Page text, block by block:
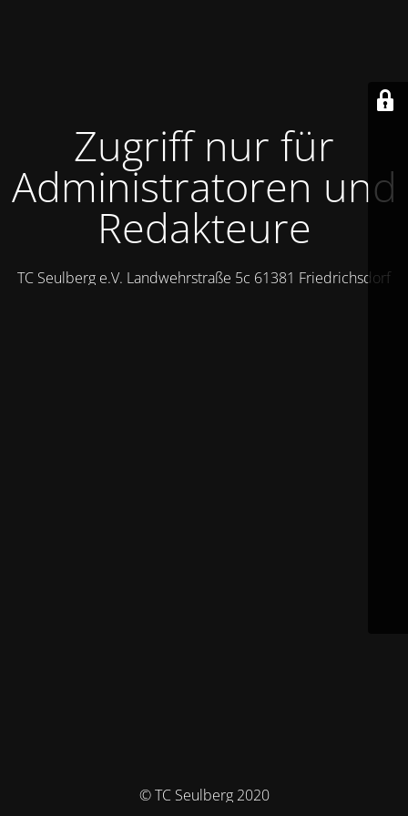
Zugriff nur für
Administratoren und
Redakteure
TC Seulberg e.V. Landwehrstraße 5c 61381 Friedrichsdorf
© TC Seulberg 2020